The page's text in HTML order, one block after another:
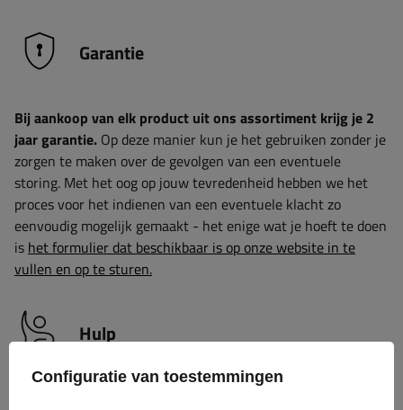
Garantie
Bij aankoop van elk product uit ons assortiment krijg je 2
jaar garantie. Op deze manier kun je het gebruiken zonder je
zorgen te maken over de gevolgen van een eventuele
storing. Met het oog op jouw tevredenheid hebben we het
proces voor het indienen van een eventuele klacht zo
eenvoudig mogelijk gemaakt - het enige wat je hoeft te doen
is het formulier dat beschikbaar is op onze website in te
vullen en op te sturen.
Hulp
Configuratie van toestemmingen